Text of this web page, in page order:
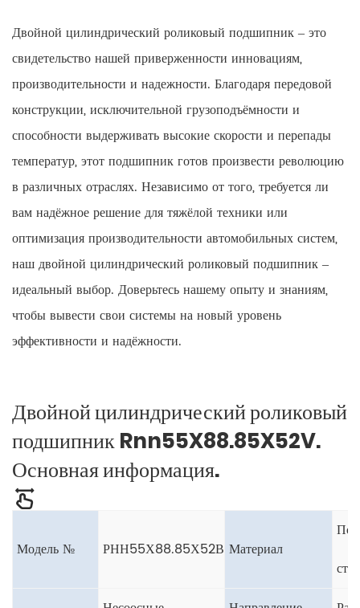
Двойной цилиндрический роликовый подшипник – это
свидетельство нашей приверженности инновациям,
производительности и надежности. Благодаря передовой
конструкции, исключительной грузоподъёмности и
способности выдерживать высокие скорости и перепады
температур, этот подшипник готов произвести революцию
в различных отраслях. Независимо от того, требуется ли
вам надёжное решение для тяжёлой техники или
оптимизация производительности автомобильных систем,
наш двойной цилиндрический роликовый подшипник –
идеальный выбор. Доверьтесь нашему опыту и знаниям,
чтобы вывести свои системы на новый уровень
эффективности и надёжности.
Двойной цилиндрический роликовый
подшипник Rnn55X88.85X52V.
Основная информация.
Модель № РНН55Х88.85Х52В Материал